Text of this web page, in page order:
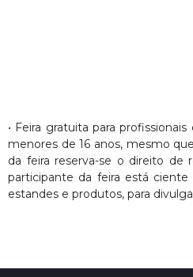
• Feira gratuita para
menores de 16 anos, mesmo
da feira reserva-se o direito de
participante da feira está
estandes e produtos, para